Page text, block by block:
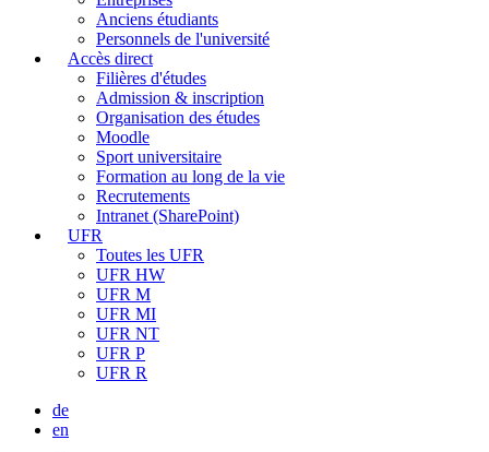
Anciens étudiants
Personnels de l'université
Accès direct
Filières d'études
Admission & inscription
Organisation des études
Moodle
Sport universitaire
Formation au long de la vie
Recrutements
Intranet (SharePoint)
UFR
Toutes les UFR
UFR HW
UFR M
UFR MI
UFR NT
UFR P
UFR R
de
en